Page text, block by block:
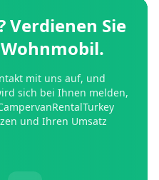
Verdienen Sie
mit uns auf, und
sich bei Ihnen melden,
und Ihren Umsatz